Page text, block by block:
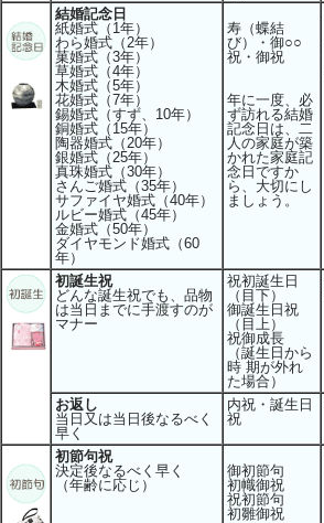
結婚記念日
紙婚式（1年）
わら婚式（2年）
菓婚式（3年）
草婚式（4年）
木婚式（5年）
花婚式（7年）
錫婚式（すず、10年）
銅婚式（15年）
陶器婚式（20年）
銀婚式（25年）
真珠婚式（30年）
さんご婚式（35年）
サファイヤ婚式（40年）
ルビー婚式（45年）
金婚式（50年）
ダイヤモンド婚式（60
年）
寿（蝶結
び）・御○○
祝・御祝
年に一度、必
ず訪れる結婚
記念日は、二
人の家庭が築
かれた家庭記
念日ですか
ら、大切にし
ましょう。
初誕生祝
どんな誕生祝でも、品物
は当日までに手渡すのが
マナー
祝初誕生日
（目下）
御誕生日祝
（目上）
祝御成長
（誕生日から
時 期が外れ
た場合）
お返し
当日又は当日後なるべく
早く
内祝・誕生日
祝
初節句祝
決定後なるべく早く
（年齢に応じ）
御初節句
初幟御祝
祝初節句
初雛御祝